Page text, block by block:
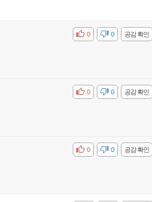
공감 확인
비공감 0
0
공감 확인
비공감 0
0
공감 확인
비공감 0
0